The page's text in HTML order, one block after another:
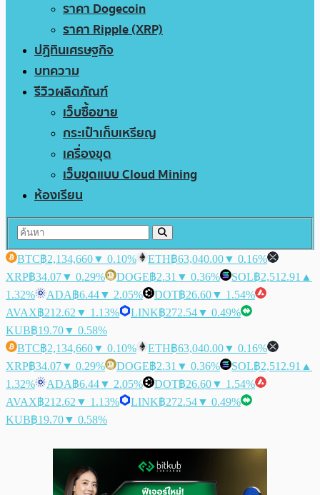
ราคา Dogecoin
ราคา Ripple (XRP)
ปฏิทินเศรษฐกิจ
บทความ
รีวิวผลิตภัณฑ์
เว็บซื้อขาย
กระเป๋าเก็บเหรียญ
เครื่องขุด
เว็บขุดแบบ Cloud Mining
ห้องเรียน
BTC฿2,134,660▼ 0.10% ETH฿63,040.00▼ 0.16%
XRP฿34.07▼ 0.29% DOGE฿2.31 ▼ 0.36% SOL฿2,512.91 ▲
1.32%
ADA฿6.44▼ 2.05% DOT฿26.60▼ 1.54%
AVAX฿212.62 ▼ 1.13% LINK฿272.54▼ 0.49%
KUB฿19.70▼ 0.58%
BTC฿2,134,660▼ 0.10% ETH฿63,040.00▼ 0.16%
XRP฿34.07▼ 0.29% DOGE฿2.31 ▼ 0.36% SOL฿2,512.91 ▲
1.32%
ADA฿6.44▼ 2.05% DOT฿26.60▼ 1.54%
AVAX฿212.62 ▼ 1.13% LINK฿272.54▼ 0.49%
KUB฿19.70▼ 0.58%